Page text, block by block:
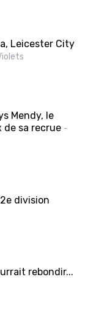
Leicester City
Mendy, le
de sa recrue -
division
rebondir...